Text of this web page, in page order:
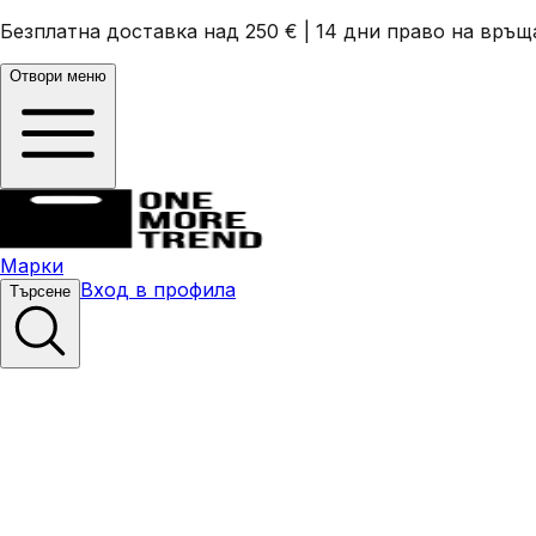
Безплатна доставка над 250 € 14 дни право на
Отвори меню
Марки
Търсене Вход в профила